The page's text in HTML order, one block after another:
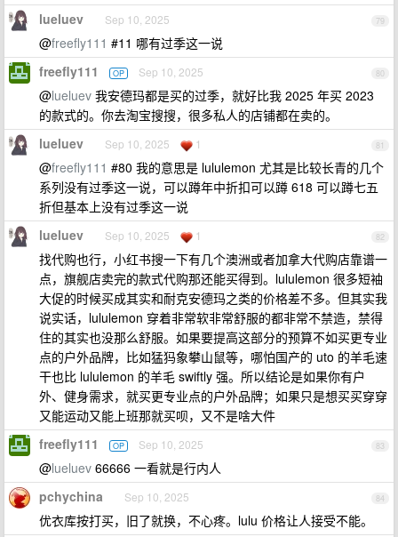
79
lueluev Sep 10, 2025
@freefly111 #11 哪有过季这一说
80
freefly111 OP Sep 10, 2025
@lueluev 我安德玛都是买的过季，就好比我 2025 年买 2023
的款式的。你去淘宝搜搜，很多私人的店铺都在卖的。
81
lueluev Sep 10, 2025 1
@freefly111 #80 我的意思是 lululemon 尤其是比较长青的几个
系列没有过季这一说，可以蹲年中折扣可以蹲 618 可以蹲七五
折但基本上没有过季这一说
82
lueluev Sep 10, 2025 1
找代购也行，小红书搜一下有几个澳洲或者加拿大代购店靠谱一
点，旗舰店卖完的款式代购那还能买得到。lululemon 很多短袖
大促的时候买成其实和耐克安德玛之类的价格差不多。但其实我
说实话，lululemon 穿着非常软非常舒服的都非常不禁造，禁得
住的其实也没那么舒服。如果要提高这部分的预算不如买更专业
点的户外品牌，比如猛犸象攀山鼠等，哪怕国产的 uto 的羊毛速
干也比 lululemon 的羊毛 swiftly 强。所以结论是如果你有户
外、健身需求，就买更专业点的户外品牌；如果只是想买买穿穿
又能运动又能上班那就买呗，又不是啥大件
83
freefly111 OP Sep 10, 2025
@lueluev 66666 一看就是行内人
84
pchychina Sep 10, 2025
优衣库按打买，旧了就换，不心疼。lulu 价格让人接受不能。